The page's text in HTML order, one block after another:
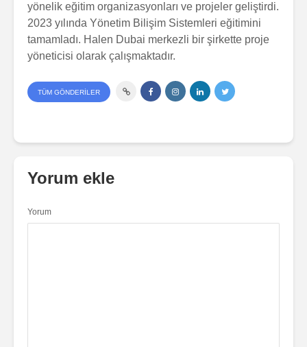
yönelik eğitim organizasyonları ve projeler geliştirdi.
2023 yılında Yönetim Bilişim Sistemleri eğitimini
tamamladı. Halen Dubai merkezli bir şirkette proje
yöneticisi olarak çalışmaktadır.
TÜM GÖNDERILER
Yorum ekle
Yorum